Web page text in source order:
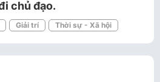
chủ đạo.
Giải trí Thời sự - Xã hội